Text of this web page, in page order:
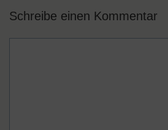
Schreibe einen Kommentar